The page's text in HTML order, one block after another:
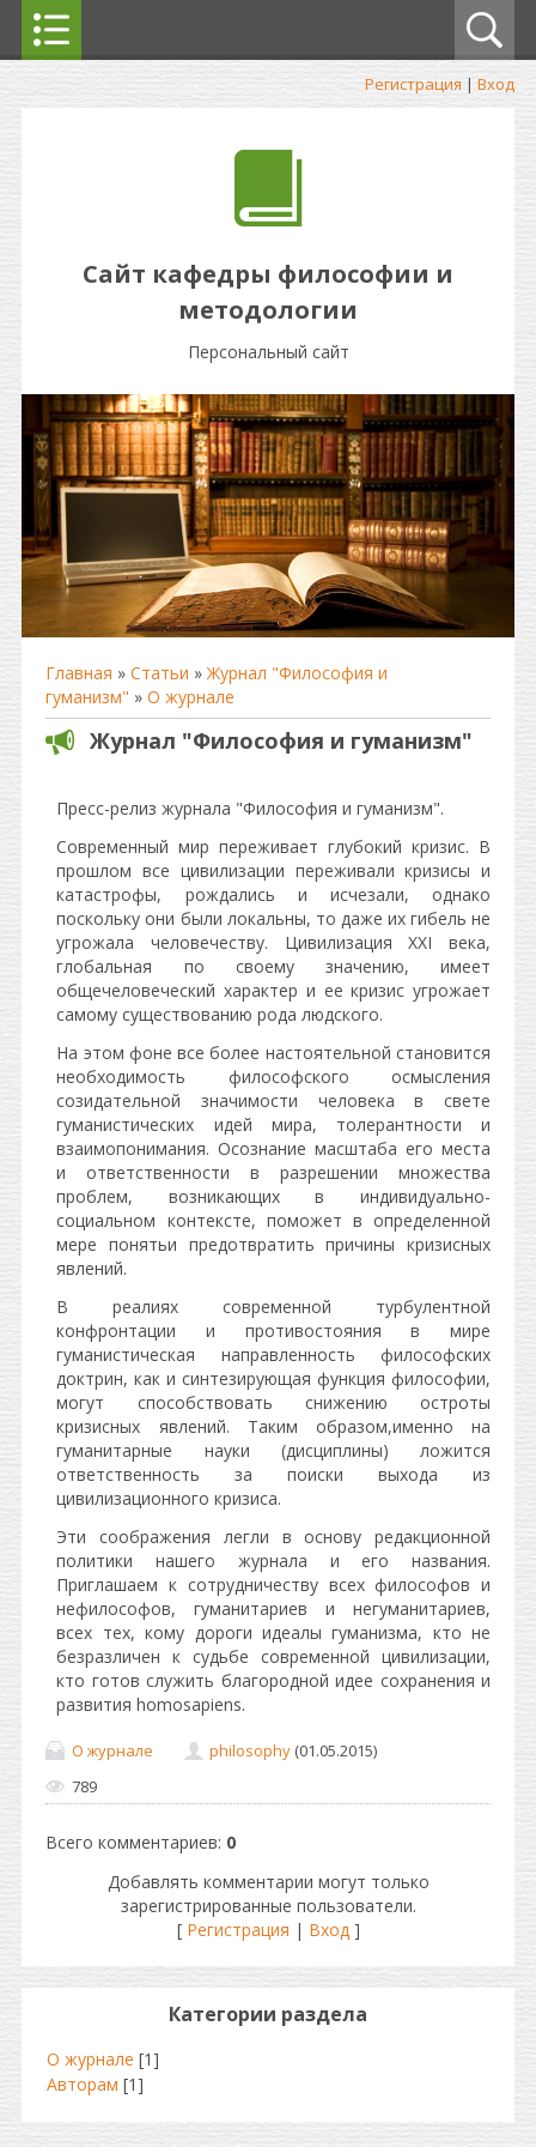
Регистрация | Вход
Сайт кафедры философии и
методологии
Персональный сайт
Главная » Статьи »Журнал "Философия и
гуманизм" » О журнале
Журнал "Философия и гуманизм"
Пресс-релиз журнала "Философия и гуманизм".
Современный мир переживает глубокий кризис. В
прошлом все цивилизации переживали кризисы и
катастрофы, рождались и исчезали, однако
поскольку они были локальны, то даже их гибель не
угрожала человечеству. Цивилизация ХХI века,
глобальная по своему значению, имеет
общечеловеческий характер и ее кризис угрожает
самому существованию рода людского.
На этом фоне все более настоятельной становится
необходимость философского осмысления
созидательной значимости человека в cвете
гуманистических идей мира, толерантности и
взаимопонимания. Осознание масштаба его места
и ответственности в разрешении множества
проблем, возникающих в индивидуально-
социальном контексте, поможет в определенной
мере понятьи предотвратить причины кризисных
явлений.
В реалиях современной турбулентной
конфронтации и противостояния в мире
гуманистическая направленность философских
доктрин, как и синтезирующая функция философии,
могут способствовать снижению остроты
кризисных явлений. Таким образом,именно на
гуманитарные науки (дисциплины) ложится
ответственность за поиски выхода из
цивилизационного кризиса.
Эти соображения легли в основу редакционной
политики нашего журнала и его названия.
Приглашаем к сотрудничеству всех философов и
нефилософов, гуманитариев и негуманитариев,
всех тех, кому дороги идеалы гуманизма, кто не
безразличен к судьбе современной цивилизации,
кто готов служить благородной идее сохранения и
развития homosapiens.
О журнале philosophy (01.05.2015)
789
Всего комментариев: 0
Добавлять комментарии могут только
зарегистрированные пользователи.
[ Регистрация | Вход]
Категории раздела
О журнале [1]
Авторам [1]